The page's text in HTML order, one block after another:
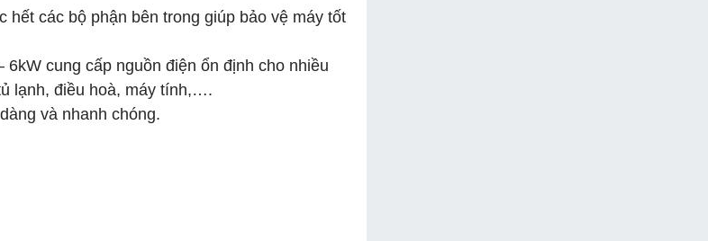
các bộ phận bên trong giúp bảo vệ máy tốt
cung cấp nguồn điện ổn định cho nhiều
lạnh, điều hoà, máy tính,….
và nhanh chóng.